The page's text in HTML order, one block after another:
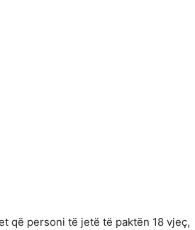
që personi të jetë të paktën 18 vjeç,